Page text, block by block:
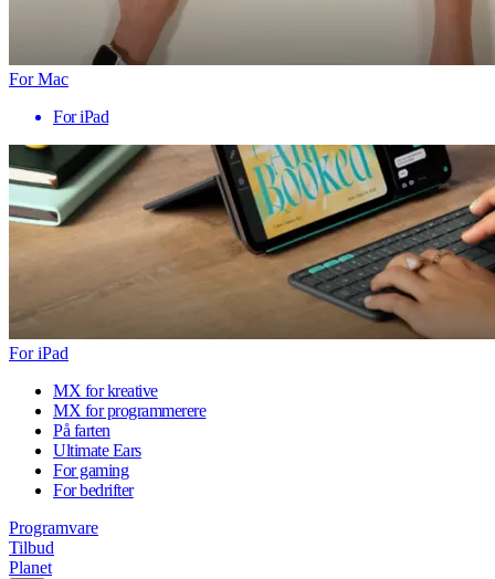
For Mac
For iPad
For iPad
MX for kreative
MX for programmerere
På farten
Ultimate Ears
For gaming
For bedrifter
Programvare
Tilbud
Planet